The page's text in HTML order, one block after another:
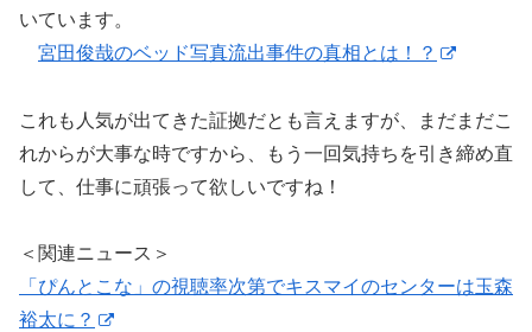
いています。
宮田俊哉のベッド写真流出事件の真相とは！？
これも人気が出てきた証拠だとも言えますが、まだまだこ
れからが大事な時ですから、もう一回気持ちを引き締め直
して、仕事に頑張って欲しいですね！
＜関連ニュース＞
「ぴんとこな」の視聴率次第でキスマイのセンターは玉森
裕太に？